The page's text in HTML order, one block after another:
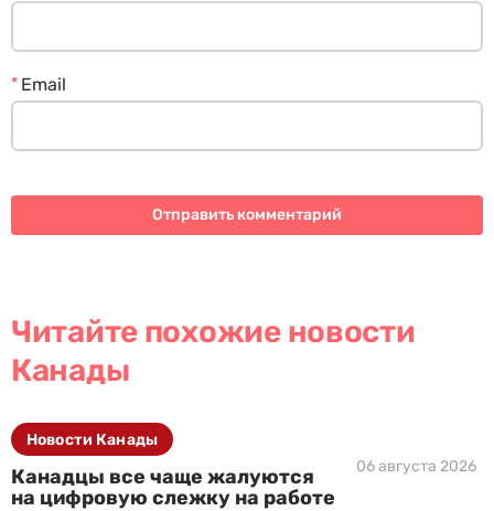
Email
*
Читайте похожие новости
Канады
Канадцы все чаще жалуются
на цифровую слежку на работе
06 августа 2026
Новости Канады